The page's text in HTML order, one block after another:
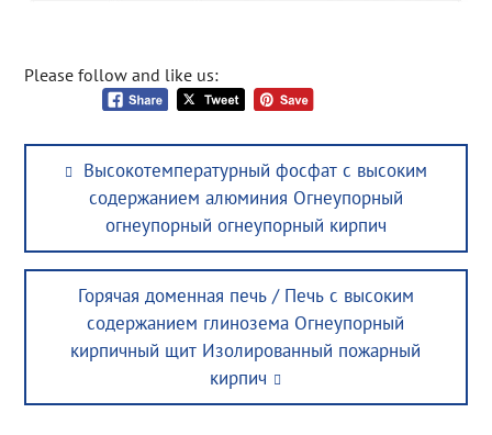
Please follow and like us:
Post
navigation
Previous
post:
Высокотемпературный фосфат с высоким
содержанием алюминия Огнеупорный
огнеупорный огнеупорный кирпич
Next
post:
Горячая доменная печь / Печь с высоким
содержанием глинозема Огнеупорный
кирпичный щит Изолированный пожарный
кирпич